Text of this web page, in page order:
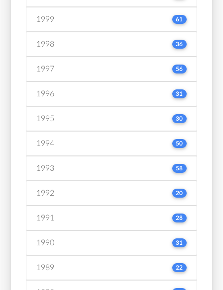
1999 61
1998 36
1997 56
1996 31
1995 30
1994 50
1993 58
1992 20
1991 28
1990 31
1989 22